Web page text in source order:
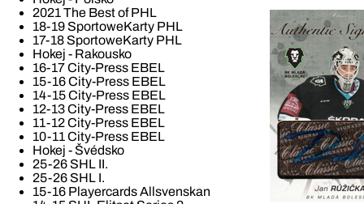
2021 The Best of PHL
18-19 SportoweKarty PHL
17-18 SportoweKarty PHL
Hokej - Rakousko
16-17 City-Press EBEL
15-16 City-Press EBEL
14-15 City-Press EBEL
12-13 City-Press EBEL
11-12 City-Press EBEL
10-11 City-Press EBEL
Hokej - Švédsko
25-26 SHL II.
25-26 SHL I.
15-16 Playercards Allsvenskan